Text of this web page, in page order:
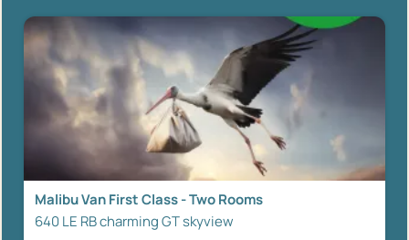
Malibu Van First Class - Two Rooms
640 LE RB charming GT skyview